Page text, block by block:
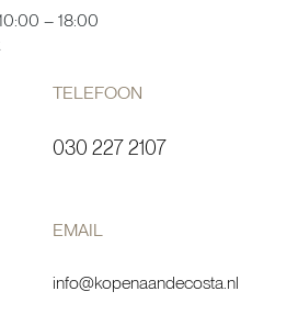
– 18:00
TELEFOON
030 227 2107
EMAIL
info@kopenaandecosta.nl